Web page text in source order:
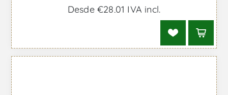
Desde €28,01 IVA incl.